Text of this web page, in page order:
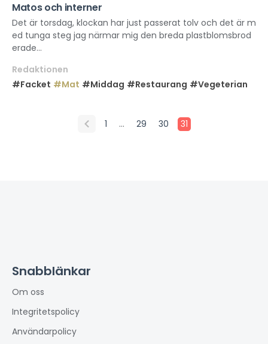
Matos och interner
Det är torsdag, klockan har just passerat tolv och det är m
ed tunga steg jag närmar mig den breda plastblomsbrod
erade...
Redaktionen
#Facket #Mat #Middag #Restaurang #Vegeterian
1 … 29 30 31
Snabblänkar
Om oss
Integritetspolicy
Användarpolicy